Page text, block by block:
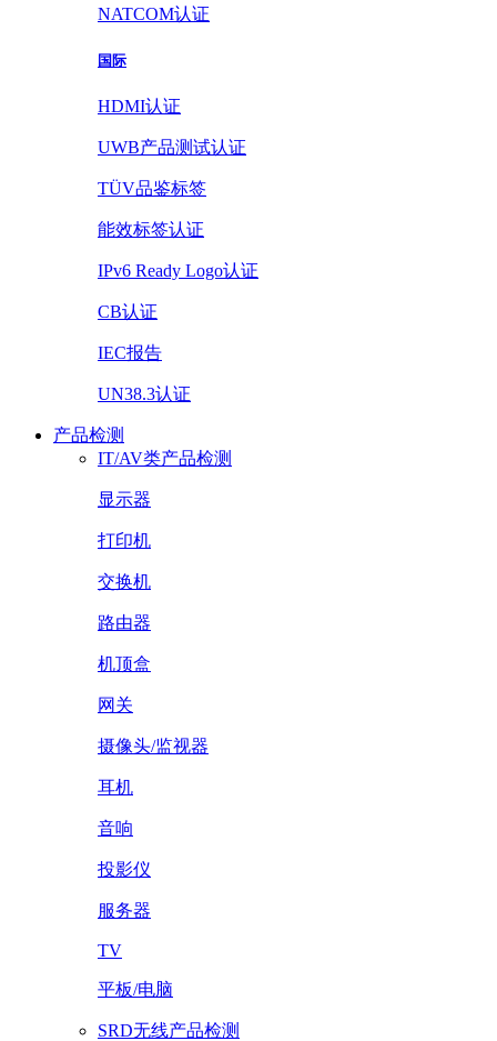
NATCOM认证
国际
HDMI认证
UWB产品测试认证
TÜV品鉴标签
能效标签认证
IPv6 Ready Logo认证
CB认证
IEC报告
UN38.3认证
产品检测
IT/AV类产品检测
显示器
打印机
交换机
路由器
机顶盒
网关
摄像头/监视器
耳机
音响
投影仪
服务器
TV
平板/电脑
SRD无线产品检测